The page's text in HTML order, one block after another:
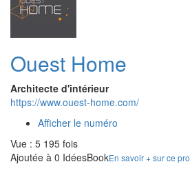
Ouest Home
Architecte d'intérieur
https://www.ouest-home.com/
Afficher le numéro
Vue : 5 195 fois
Ajoutée à 0 IdéesBookEn savoir + sur ce pro